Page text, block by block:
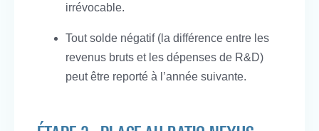
irrévocable.
Tout solde négatif (la différence entre les
revenus bruts et les dépenses de R&D)
peut être reporté à l’année suivante.